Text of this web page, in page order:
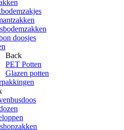
doosjes
Back
PET Potten
Glazen potten